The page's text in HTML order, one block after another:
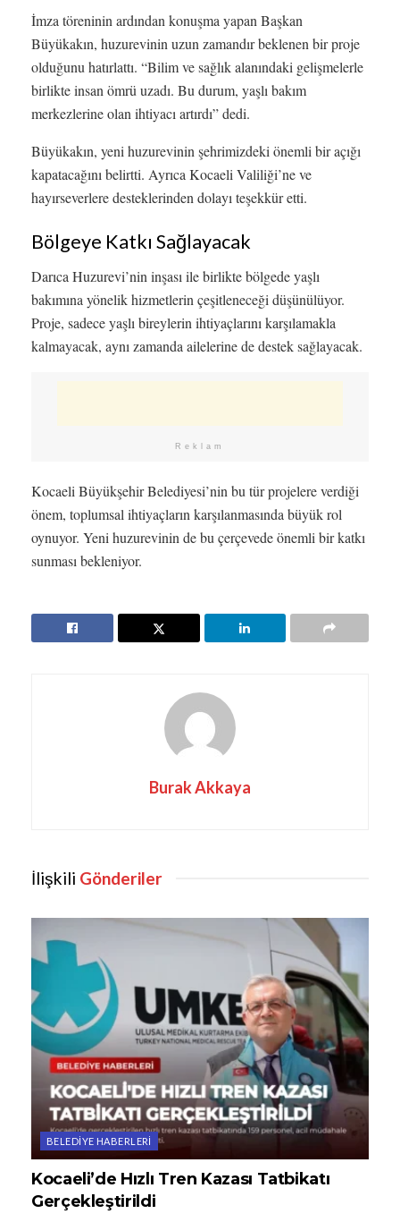
İmza töreninin ardından konuşma yapan Başkan
Büyükakın, huzurevinin uzun zamandır beklenen bir proje
olduğunu hatırlattı. “Bilim ve sağlık alanındaki gelişmelerle
birlikte insan ömrü uzadı. Bu durum, yaşlı bakım
merkezlerine olan ihtiyacı artırdı” dedi.
Büyükakın, yeni huzurevinin şehrimizdeki önemli bir açığı
kapatacağını belirtti. Ayrıca Kocaeli Valiliği’ne ve
hayırseverlere desteklerinden dolayı teşekkür etti.
Bölgeye Katkı Sağlayacak
Darıca Huzurevi’nin inşası ile birlikte bölgede yaşlı
bakımına yönelik hizmetlerin çeşitleneceği düşünülüyor.
Proje, sadece yaşlı bireylerin ihtiyaçlarını karşılamakla
kalmayacak, aynı zamanda ailelerine de destek sağlayacak.
Reklam
Kocaeli Büyükşehir Belediyesi’nin bu tür projelere verdiği
önem, toplumsal ihtiyaçların karşılanmasında büyük rol
oynuyor. Yeni huzurevinin de bu çerçevede önemli bir katkı
sunması bekleniyor.
Burak Akkaya
İlişkili Gönderiler
BELEDIYE HABERLERI
Kocaeli’de Hızlı Tren Kazası Tatbikatı
Gerçekleştirildi